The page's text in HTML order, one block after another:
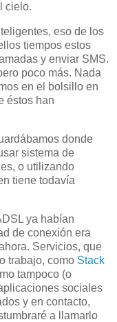
cielo.
eso de los
tiempos estos
y enviar SMS.
poco más. Nada
en el bolsillo en
éstos han
donde
sistema de
o utilizando
tiene todavía
ya habían
de conexión era
Servicios, que
trabajo, como Stack
tampoco (o
sociales
y en contacto,
a llamarlo